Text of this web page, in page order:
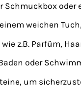
weichen
z.B. Parfüm,
oder
um